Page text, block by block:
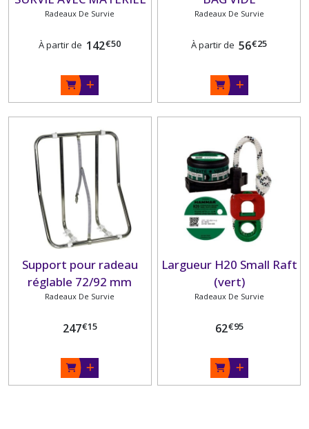
Radeaux De Survie
À partir de 142€50
Radeaux De Survie
À partir de 56€25
Support pour radeau
réglable 72/92 mm
Radeaux De Survie
247€15
Largueur H20 Small Raft
(vert)
Radeaux De Survie
62€95